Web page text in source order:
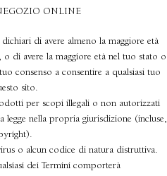
ONLINE
di avere almeno la maggiore età
di avere la maggiore età nel tuo stato o
consenso a consentire a qualsiasi tuo
sito.
per scopi illegali o non autorizzati
legge nella propria giurisdizione (incluse,
o alcun codice di natura distruttiva.
dei Termini comporterà